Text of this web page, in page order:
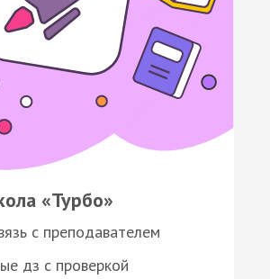
«Турбо»
с преподавателем
дз с проверкой